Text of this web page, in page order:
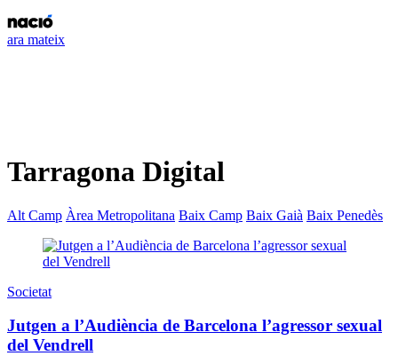
ara mateix
Tarragona Digital
Alt Camp Àrea Metropolitana Baix Camp Baix Gaià Baix Penedès
Societat
Jutgen a l’Audiència de Barcelona l’agressor sexual
del Vendrell